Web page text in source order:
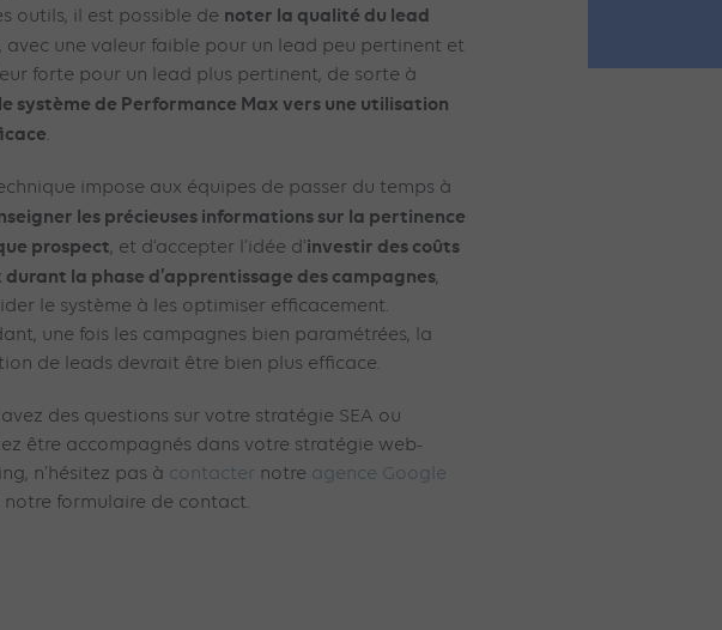
outils, il est possible de noter la qualité du lead
, avec une valeur faible pour un lead peu pertinent et
forte pour un lead plus pertinent, de sorte à
système de Performance Max vers une utilisation
.
impose aux équipes de passer du temps à
les précieuses informations sur la pertinence
prospect, et d’accepter l’idée d’investir des coûts
la phase d’apprentissage des campagnes,
le système à les optimiser efficacement.
une fois les campagnes bien paramétrées, la
de leads devrait être bien plus efficace.
avez des questions sur votre stratégie SEA ou
être accompagnés dans votre stratégie web-
n’hésitez pas à contacter notre agence Google
notre formulaire de contact.